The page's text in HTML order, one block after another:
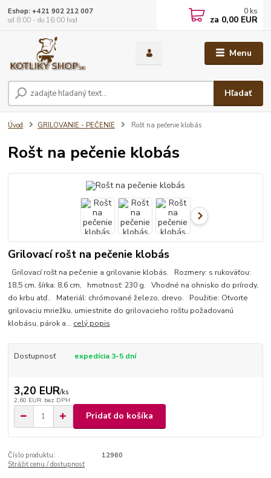
Menu
Hľadať
Eshop: +421 902 212 007
od 8:00 - do 16:00 hod
0 ks
za 0,00 EUR
Úvod GRILOVANIE - PEČENIE Rošt na pečenie klobás
Rošt na pečenie klobás
Grilovací rošt na pečenie klobás
Grilovací rošt na pečenie a grilovanie klobás. Rozmery: s rukoväťou:
18,5 cm, šírka: 8,6 cm, hmotnosť: 230 g. Vhodné na ohnisko do prírody,
do krbu atď.. Materiál: chrómované železo, drevo. Použitie: Otvorte
grilovaciu mriežku, umiestnite do grilovacieho roštu požadovanú
klobásu, párok a... celý popis
Dostupnosť expedícia 3-5 dní
3,20 EUR/ks
2,60 EUR bez DPH
Pridať do košíka
Číslo produktu:
12960
Strážiť cenu / dostupnosť